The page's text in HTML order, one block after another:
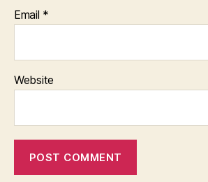
Email *
Website